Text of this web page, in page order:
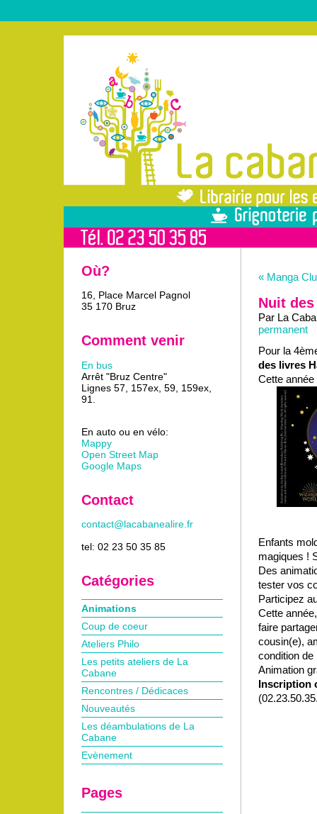
« Manga
Nuit
Par La
permanent
Pour la
des livres
Cette
Enfants
magiques !
Des
tester vos
Participez
Cette
faire
cousin(e),
condition de
Animation
Inscription
Où?
16, Place Marcel Pagnol
35 170 Bruz
Comment venir
En bus
Arrêt "Bruz Centre"
Lignes 57, 157ex, 59, 159ex,
91.
En auto ou en vélo:
Mappy
Open Street Map
Google Maps
Contact
contact@lacabanealire.fr
tel: 02 23 50 35 85
Catégories
Animations
Coup de coeur
Ateliers Philo
Les petits ateliers de La
Cabane
Rencontres / Dédicaces
Nouveautés
Les déambulations de La
Cabane
Evènement
Pages